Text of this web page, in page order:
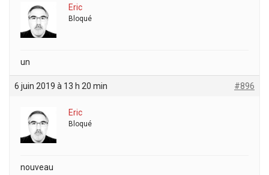
Eric
Bloqué
un
6 juin 2019 à 13 h 20 min #896
Eric
Bloqué
nouveau